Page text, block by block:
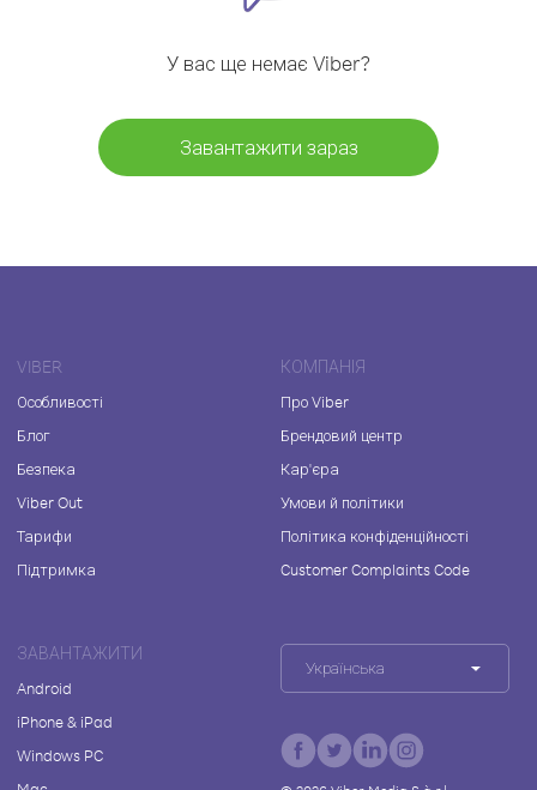
У вас ще немає Viber?
Завантажити зараз
VIBER
Особливості
Блог
Безпека
Viber Out
Тарифи
Підтримка
КОМПАНІЯ
Про Viber
Брендовий центр
Кар'єра
Умови й політики
Політика конфіденційності
Customer Complaints Code
ЗАВАНТАЖИТИ
Android
iPhone & iPad
Windows PC
Українська